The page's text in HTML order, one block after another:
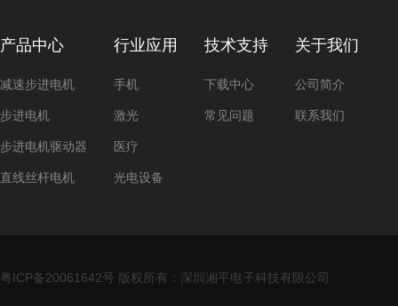
产品中心
减速步进电机
步进电机
步进电机驱动器
直线丝杆电机
行业应用
手机
激光
医疗
光电设备
技术支持
下载中心
常见问题
关于我们
公司简介
联系我们
粤ICP备20061642号 版权所有：深圳湘平电子科技有限公司